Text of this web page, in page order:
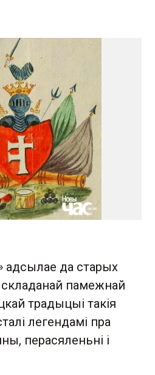
адсылае да старых
складанай памежнай
традыцыі такія
легендамі пра
перасяленьні і